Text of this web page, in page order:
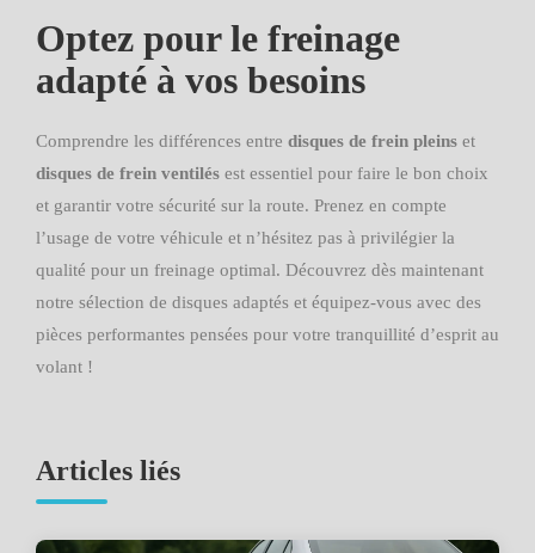
Optez pour le freinage
adapté à vos besoins
Comprendre les différences entre disques de frein pleins et
disques de frein ventilés est essentiel pour faire le bon choix
et garantir votre sécurité sur la route. Prenez en compte
l’usage de votre véhicule et n’hésitez pas à privilégier la
qualité pour un freinage optimal. Découvrez dès maintenant
notre sélection de disques adaptés et équipez-vous avec des
pièces performantes pensées pour votre tranquillité d’esprit au
volant !
Articles liés